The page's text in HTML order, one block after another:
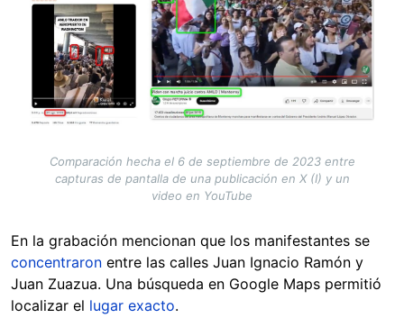
Comparación hecha el 6 de septiembre de 2023 entre
capturas de pantalla de una publicación en X (I) y un
video en YouTube
En la grabación mencionan que los manifestantes se
concentraron entre las calles Juan Ignacio Ramón y
Juan Zuazua. Una búsqueda en Google Maps permitió
localizar el lugar exacto.